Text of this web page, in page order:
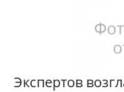
Экспертов